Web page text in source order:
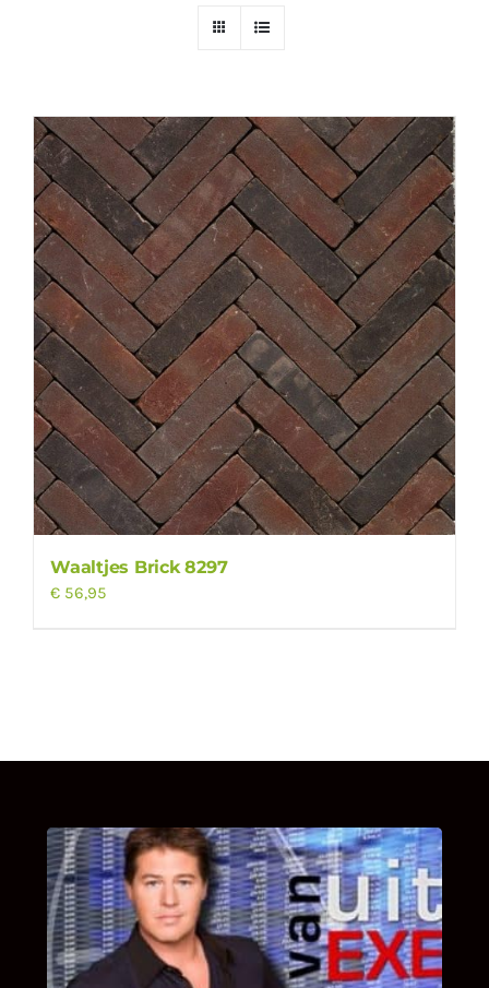
Waaltjes Brick 8297
€ 56,95
UITSTEL VAN EXECUTIE
Bekijk hier de fragmenten van de deelname
van Bricks and Stones aan dit programma.